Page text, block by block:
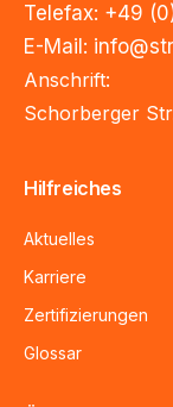
Telefax: +49
E-Mail :
Anschrift:
Schorberger
Hilfreiches
Aktuelles
Karriere
Zertifizierungen
Glossar